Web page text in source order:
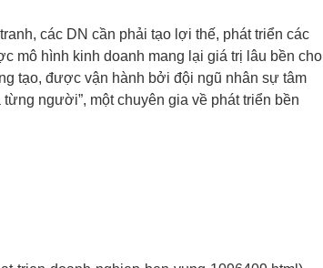
các DN cần phải tạo lợi thế, phát triển các
mô hình kinh doanh mang lại giá trị lâu bền cho
tạo, được vận hành bởi đội ngũ nhân sự tâm
người”, một chuyên gia về phát triển bền